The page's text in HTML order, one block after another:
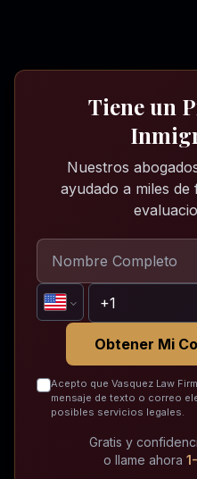
Tiene un
Nuestros
ayudado a miles de
Obtener Mi
Acepto que Vasquez Law
mensaje de texto o correo
posibles servicios legales.
Gratis y
o llame ahora